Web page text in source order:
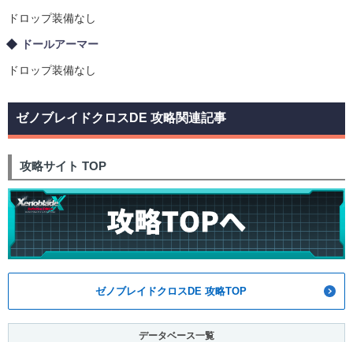
ドロップ装備なし
ドールアーマー
ドロップ装備なし
ゼノブレイドクロスDE 攻略関連記事
攻略サイト TOP
ゼノブレイドクロスDE 攻略TOP
データベース一覧